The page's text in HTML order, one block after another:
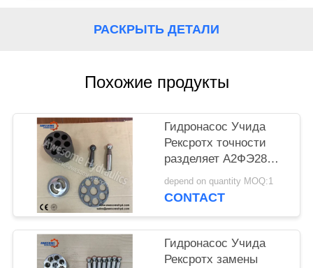
РАСКРЫТЬ ДЕТАЛИ
Похожие продукты
Гидронасос Учида
Рексротх точности
разделяет А2ФЭ28
А2ФЭ32 А2ФЭ45
А2ФЭ56 А2ФЭ63
depend on quantity MOQ:1
CONTACT
Гидронасос Учида
Рексротх замены